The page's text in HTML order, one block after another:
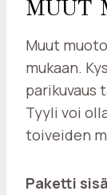
MUUT
Muut
mukaan.
parikuvaus
Tyyli voi
toiveiden
Paketti